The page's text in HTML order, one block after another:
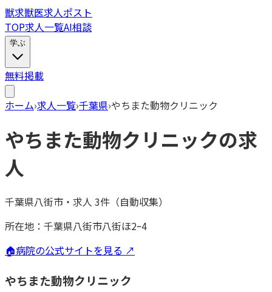
獣求獣医求人ポスト
TOP求人一覧AI相談
学ぶ
無料掲載
ホーム›求人一覧›千葉県›やちまた動物クリニック
やちまた動物クリニックの求
人
千葉県八街市 ・ 求人 3件（自動収集）
所在地： 千葉県八街市八街ほ2ｰ4
🏠病院の公式サイトを見る ↗
やちまた動物クリニック